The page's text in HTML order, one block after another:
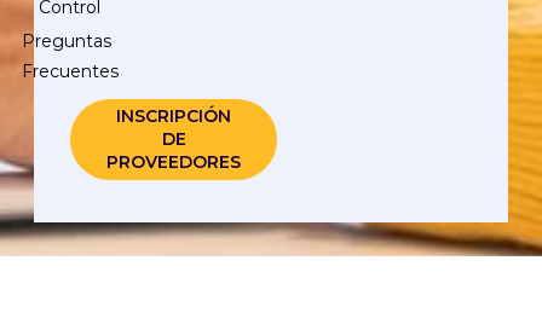
Control
Preguntas
Frecuentes
INSCRIPCIÓN
DE
PROVEEDORES